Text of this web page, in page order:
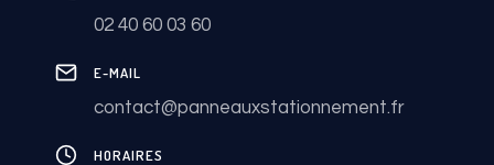
02 40 60 03 60
E-MAIL
contact@panneauxstationnement.fr
HORAIRES